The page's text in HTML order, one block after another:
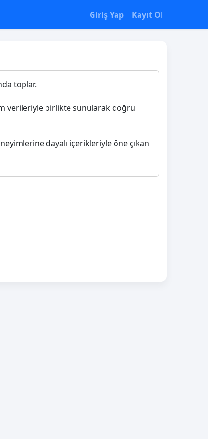
Giriş Yap Kayıt Ol
toplar.
verileriyle birlikte sunularak doğru
dayalı içerikleriyle öne çıkan